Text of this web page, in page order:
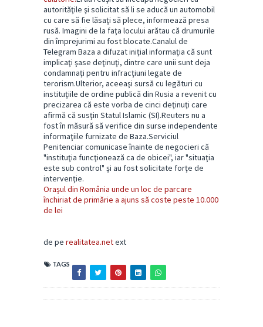
autorităţile şi solicitat să li se aducă un automobil
cu care să fie lăsaţi să plece, informează presa
rusă. Imagini de la faţa locului arătau că drumurile
din împrejurimi au fost blocate.Canalul de
Telegram Baza a difuzat iniţial informaţia că sunt
implicaţi şase deţinuţi, dintre care unii sunt deja
condamnaţi pentru infracţiuni legate de
terorism.Ulterior, aceeaşi sursă cu legături cu
instituţiile de ordine publică din Rusia a revenit cu
precizarea că este vorba de cinci deţinuţi care
afirmă că susţin Statul Islamic (SI).Reuters nu a
fost în măsură să verifice din surse independente
informaţiile furnizate de Baza.Serviciul
Penitenciar comunicase înainte de negocieri că
"instituţia funcţionează ca de obicei", iar "situaţia
este sub control" şi au fost solicitate forţe de
intervenţie.
Orașul din România unde un loc de parcare
închiriat de primărie a ajuns să coste peste 10.000
de lei
de pe realitatea.netext
TAGS